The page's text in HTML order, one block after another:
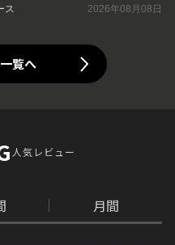
ス 2026年08月08日
覧へ
人気レビュー
月間